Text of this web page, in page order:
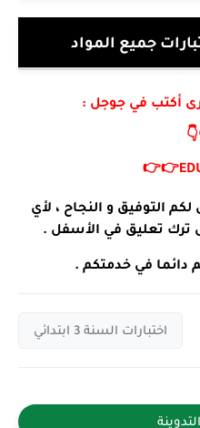
جميع المواد
أكتب في جوجل :
👉👉
لكم التوفيق و النجاح ، لأي
ترك تعليق في الأسفل .
دائما في خدمتكم .
اختبارات السنة 3 ابتدائي